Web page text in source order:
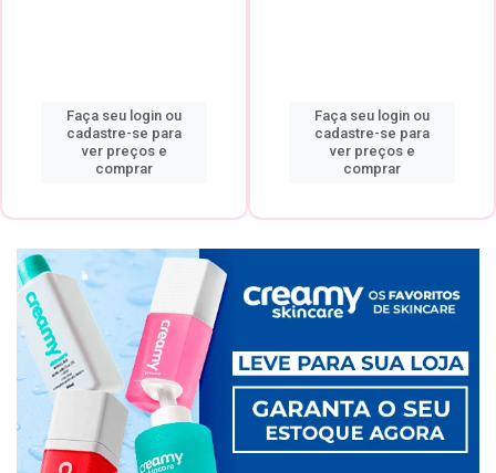
Faça seu login ou
cadastre-se para
ver preços e
comprar
Faça seu login ou
cadastre-se para
ver preços e
comprar